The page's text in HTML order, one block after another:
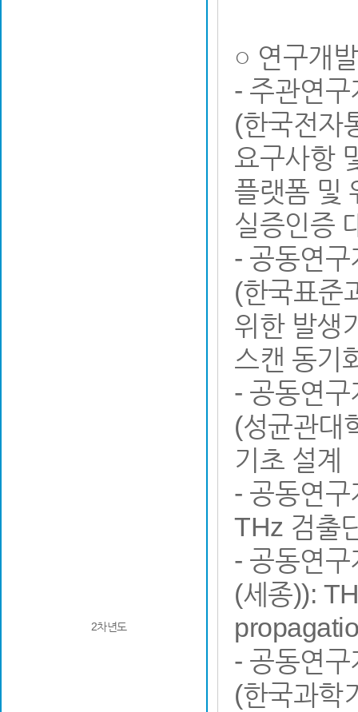
2차년도
○ 연구개
- 주관연
(한국전자
요구사항
플랫폼 및
실증인증
- 공동연
(한국표준
위한 발생
스캔 동기
- 공동연
(성균관대
기초 설계
- 공동연
THz 검출
- 공동연
(세종)):
- 공동연
(한국과학